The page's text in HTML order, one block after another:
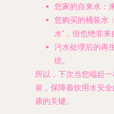
您家的自来水 ：
您购买的桶装水
水”，但也绝非来
污水处理后的再
统。
所以，下次当您端起
泉，保障着饮用水安
康的关键。